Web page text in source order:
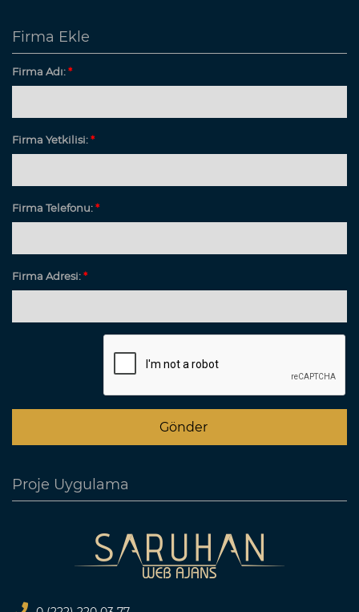
Firma Ekle
Firma Adı:*
Firma Yetkilisi:*
Firma Telefonu:*
Firma Adresi:*
Proje Uygulama